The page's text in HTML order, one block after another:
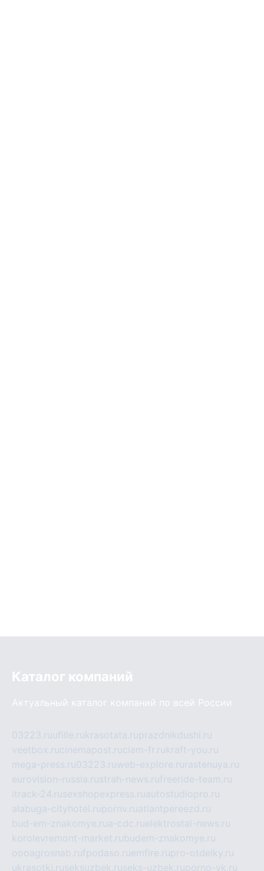
Каталог компаний
Актуальный каталог компаний по всей России
03223.ruufille.rukrasotata.ruprazdnikdushi.ru
veetbox.rucinemapost.ruciam-fr.rukraft-you.ru
mega-press.ru03223.ruweb-explore.ru rastenuya.ru
eurovision-russia.rustrah-news.rufreeride-team.ru
itrack-24.rusexshopexpress.ruautostudiopro.ru
alabuga-cityhotel.rupornv.ruatlantpereezd.ru
bud-em-znakomye.rua-cdc.ruelektrostal-news.ru
korolevremont-market.rubudem-znakomye.ru
oooagrosnab.rufpodaso.ruemfire.rupro-otdelky.ru
ukrasotki.ruseksuzbek.ruseks-uzbek.ruporno-vk.ru